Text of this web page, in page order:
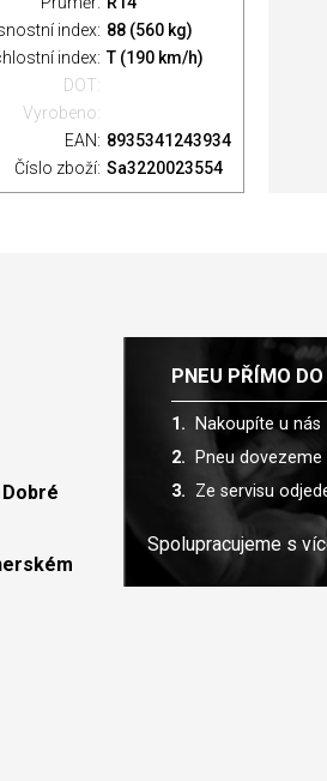
index: 88 (560 kg)
index: T (190 km/h)
DOT:
Vyrobeno:
EAN: 8935341243934
Číslo zboží: Sa3220023554
PNEU PŘÍMO DO
Nakoupíte u nás
Pneu
Ze servisu
Spolupracujeme s